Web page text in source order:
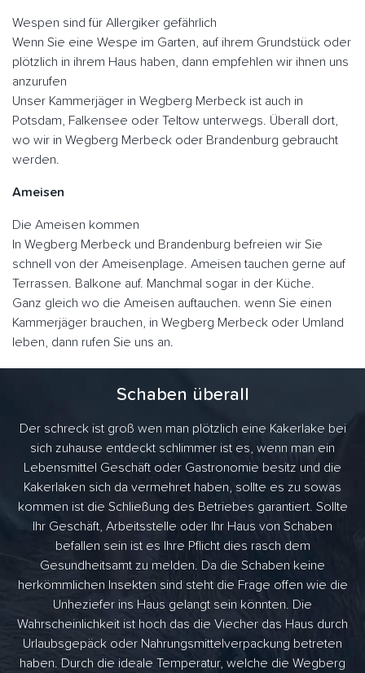
Wespen sind für Allergiker gefährlich
Wenn Sie eine Wespe im Garten, auf ihrem Grundstück oder
plötzlich in ihrem Haus haben, dann empfehlen wir ihnen uns
anzurufen
Unser Kammerjäger in Wegberg Merbeck ist auch in
Potsdam, Falkensee oder Teltow unterwegs. Überall dort,
wo wir in Wegberg Merbeck oder Brandenburg gebraucht
werden.
Ameisen
Die Ameisen kommen
In Wegberg Merbeck und Brandenburg befreien wir Sie
schnell von der Ameisenplage. Ameisen tauchen gerne auf
Terrassen. Balkone auf. Manchmal sogar in der Küche.
Ganz gleich wo die Ameisen auftauchen. wenn Sie einen
Kammerjäger brauchen, in Wegberg Merbeck oder Umland
leben, dann rufen Sie uns an.
Schaben überall
Der schreck ist groß wen man plötzlich eine Kakerlake bei
sich zuhause entdeckt schlimmer ist es, wenn man ein
Lebensmittel Geschäft oder Gastronomie besitz und die
Kakerlaken sich da vermehret haben, sollte es zu sowas
kommen ist die Schließung des Betriebes garantiert. Sollte
Ihr Geschäft, Arbeitsstelle oder Ihr Haus von Schaben
befallen sein ist es Ihre Pflicht dies rasch dem
Gesundheitsamt zu melden. Da die Schaben keine
herkömmlichen Insekten sind steht die Frage offen wie die
Unheziefer ins Haus gelangt sein könnten. Die
Wahrscheinlichkeit ist hoch das die Viecher das Haus durch
Urlaubsgepäck oder Nahrungsmittelverpackung betreten
haben. Durch die ideale Temperatur, welche die Wegberg